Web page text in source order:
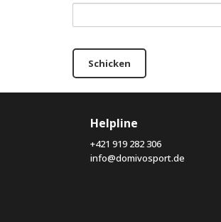
Schicken
Helpline
+421 919 282 306
info@domivosport.de